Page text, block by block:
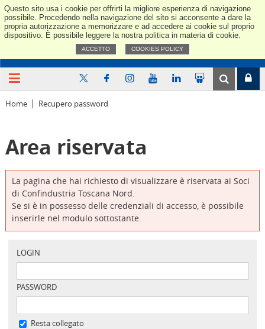
Questo sito usa i cookie per offrirti la migliore esperienza di navigazione
possibile. Procedendo nella navigazione del sito si acconsente a dare la
propria autorizzazione a memorizzare e ad accedere ai cookie sul proprio
dispositivo. È possibile leggere la nostra politica in materia di cookie.
ACCETTO COOKIES POLICY
Home Recupero password
Area riservata
La pagina che hai richiesto di visualizzare è riservata ai Soci
di Confindustria Toscana Nord.
Se si è in possesso delle credenziali di accesso, è possibile
inserirle nel modulo sottostante.
LOGIN
PASSWORD
Resta collegato